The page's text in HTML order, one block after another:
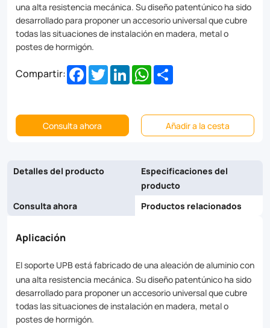
metal
or
concrete
poles.
una alta resistencia mecánica. Su diseño patentúnico ha sido
desarrollado para proponer un accesorio universal que cubre
todas las situaciones de instalación en madera, metal o
postes de hormigón.
Compartir: Facebook
TwitterLinkedInWhatsApp
Consulta ahora Añadir a la cesta
Detalles del producto
Especificaciones del
producto
Consulta ahora
Productos relacionados
Aplicación
El soporte UPB está fabricado de una aleación de aluminio con
una alta resistencia mecánica. Su diseño patentúnico ha sido
desarrollado para proponer un accesorio universal que cubre
todas las situaciones de instalación en madera, metal o
postes de hormigón.